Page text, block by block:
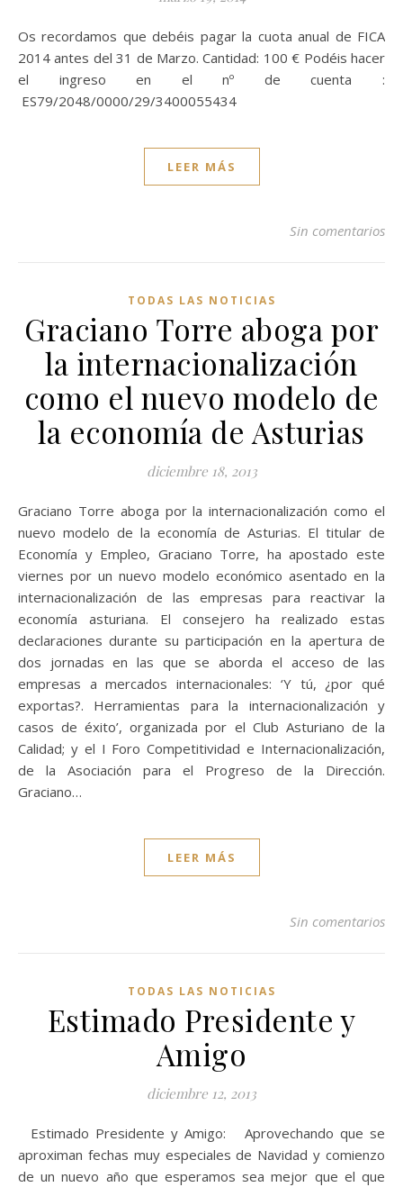
Os recordamos que debéis pagar la cuota anual de FICA
2014 antes del 31 de Marzo. Cantidad: 100 € Podéis hacer
el ingreso en el nº de cuenta :
ES79/2048/0000/29/3400055434
LEER MÁS
Sin comentarios
TODAS LAS NOTICIAS
Graciano Torre aboga por
la internacionalización
como el nuevo modelo de
la economía de Asturias
diciembre 18, 2013
Graciano Torre aboga por la internacionalización como el
nuevo modelo de la economía de Asturias. El titular de
Economía y Empleo, Graciano Torre, ha apostado este
viernes por un nuevo modelo económico asentado en la
internacionalización de las empresas para reactivar la
economía asturiana. El consejero ha realizado estas
declaraciones durante su participación en la apertura de
dos jornadas en las que se aborda el acceso de las
empresas a mercados internacionales: ‘Y tú, ¿por qué
exportas?. Herramientas para la internacionalización y
casos de éxito’, organizada por el Club Asturiano de la
Calidad; y el I Foro Competitividad e Internacionalización,
de la Asociación para el Progreso de la Dirección.
Graciano…
LEER MÁS
Sin comentarios
TODAS LAS NOTICIAS
Estimado Presidente y
Amigo
diciembre 12, 2013
Estimado Presidente y Amigo: Aprovechando que se
aproximan fechas muy especiales de Navidad y comienzo
de un nuevo año que esperamos sea mejor que el que